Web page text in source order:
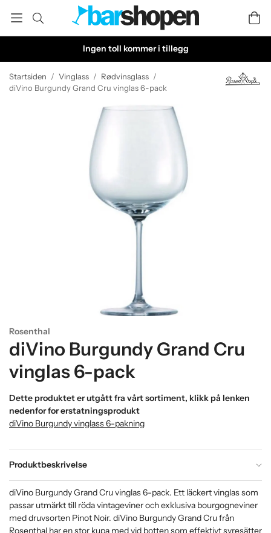
Ingen toll kommer i tillegg
Startsiden / Vinglass / Rødvinsglass /
diVino Burgundy Grand Cru vinglas 6-pack
Rosenthal
diVino Burgundy Grand Cru
vinglas 6-pack
Dette produktet er utgått fra vårt sortiment, klikk på lenken
nedenfor for erstatningsprodukt
diVino Burgundy vinglass 6-pakning
Produktbeskrivelse
diVino Burgundy Grand Cru vinglas 6-pack. Ett läckert vinglas som
passar utmärkt till röda vintageviner och exklusiva bourgogneviner
med druvsorten Pinot Noir. diVino Burgundy Grand Cru från
Rosenthal har en stor kupa med vid botten som effektivt syresätter